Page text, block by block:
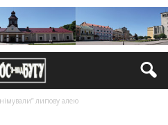
липову алею